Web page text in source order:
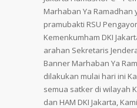
Marhaban Ya Ramadhan
pramubakti RSU
Kemenkumham DKI
arahan Sekretaris
Banner Marhaban Ya
dilakukan mulai hari ini
semua satker di wilayah
dan HAM DKI Jakarta,